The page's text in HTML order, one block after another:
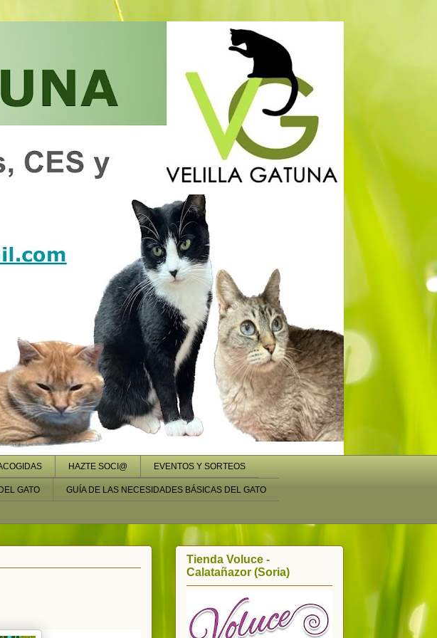
HAZTE SOCI@ EVENTOS Y SORTEOS
GATO GUÍA DE LAS NECESIDADES BÁSICAS DEL GATO
Tienda Voluce -
Calatañazor (Soria)